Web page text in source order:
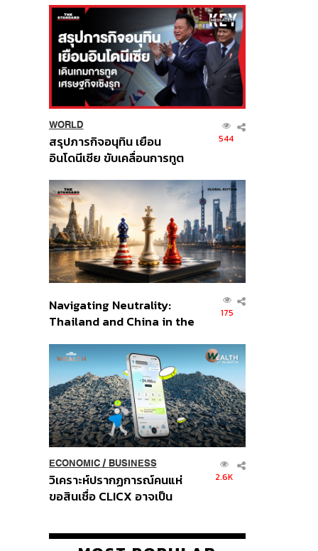
WORLD
สรุปภารกิจอนุทิน เยือน
อินโดนีเซีย ขับเคลื่อนการทูต
ส่วนยุทธศาสตร์ไทย –
อินโดนีเซีย
544
Navigating Neutrality:
Thailand and China in the
Order
175
ECONOMIC/ BUSINESS
วิเคราะห์ปรากฏการณ์คนแห่
ขอสินเชื่อ CLICX อาจเป็น
ปัญหาหนี้ครัวเรือนไทยที่ถูกซุก
2.6K